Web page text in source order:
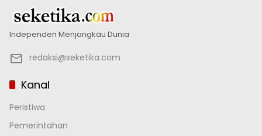
Independen Menjangkau Dunia
redaksi@seketika.com
Kanal
Peristiwa
Pemerintahan